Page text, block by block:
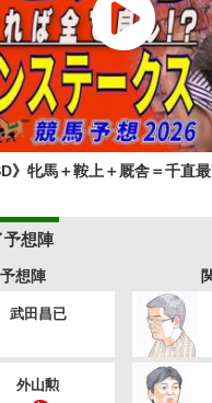
》牝馬＋鞍上＋厩舎＝千直
予想陣
想陣
武田昌已
外山勲